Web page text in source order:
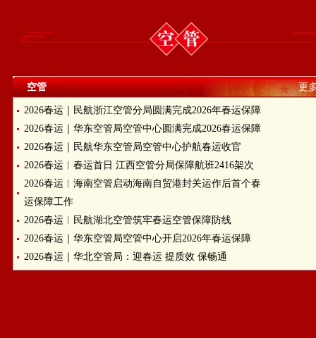
空管 更
2026春运｜民航浙江空管分局圆满完成2026年春运保障
2026春运｜华东空管局空管中心圆满完成2026春运保障
2026春运｜民航华东空管局空管中心护航春运收官
2026春运︱春运首日 江西空管分局保障航班2416架次
2026春运︱海南空管启动海南自贸港封关运作后首个春
运保障工作
2026春运︱民航湖北空管筑牢春运空管保障防线
2026春运｜华东空管局空管中心开启2026年春运保障
2026春运｜华北空管局：迎春运 提质效 保畅通